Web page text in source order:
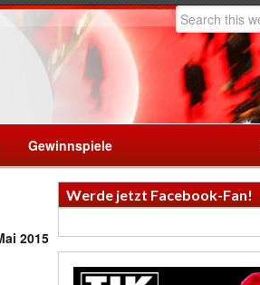
Gewinnspiele
2015
Werde jetzt Facebook-Fan!